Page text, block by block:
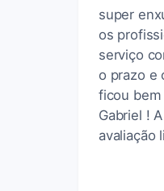
super
os
serviço
o prazo e
ficou
Gabriel !
avaliação